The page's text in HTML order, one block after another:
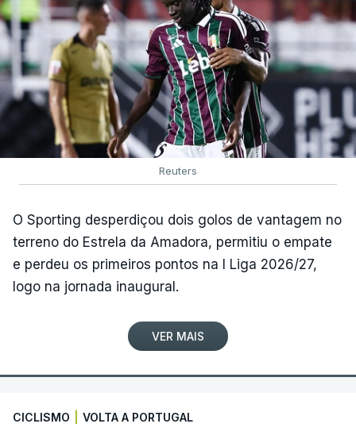
Reuters
O Sporting desperdiçou dois golos de vantagem no
terreno do Estrela da Amadora, permitiu o empate
e perdeu os primeiros pontos na I Liga 2026/27,
logo na jornada inaugural.
VER MAIS
CICLISMO VOLTA A PORTUGAL